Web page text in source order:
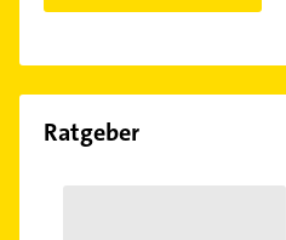
Ratgeber